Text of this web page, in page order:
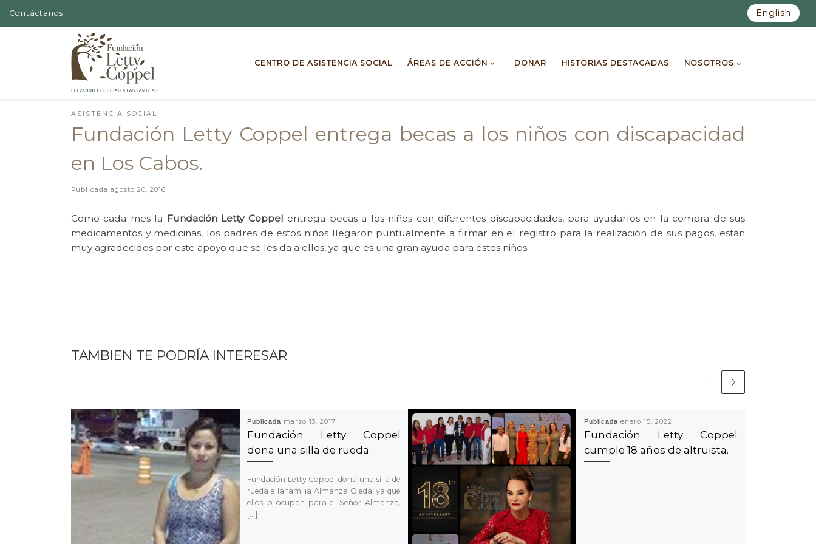
Skip to content
Contáctanos English
CENTRO DE ASISTENCIA SOCIAL ÁREAS DE ACCIÓN DONAR HISTORIAS DESTACADAS NOSOTROS
ASISTENCIA SOCIAL
Fundación Letty Coppel entrega becas a los niños con discapacidad
en Los Cabos.
Publicada agosto 20, 2016
Como cada mes la Fundación Letty Coppel entrega becas a los niños con diferentes discapacidades, para ayudarlos en la compra de sus
medicamentos y medicinas, los padres de estos niños llegaron puntualmente a firmar en el registro para la realización de sus pagos, están
muy agradecidos por este apoyo que se les da a ellos, ya que es una gran ayuda para estos niños.
TAMBIEN TE PODRÍA INTERESAR
Publicada marzo 13, 2017
Fundación Letty Coppel
dona una silla de rueda.
Fundación Letty Coppel dona una silla de
rueda a la familia Almanza Ojeda, ya que
ellos lo ocupan para el Señor Almanza,
[…]
Publicada enero 15, 2022
Fundación Letty Coppel
cumple 18 años de altruista.